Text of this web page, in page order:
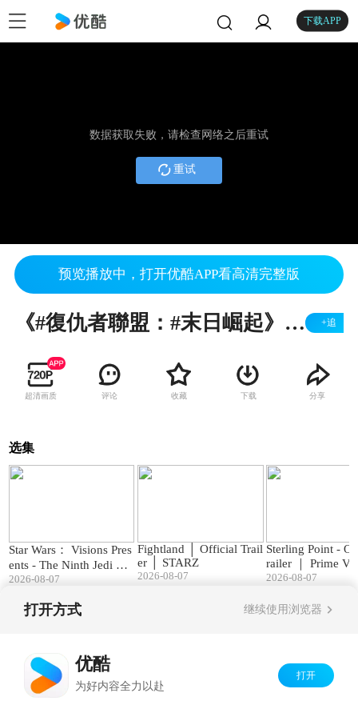
下载APP
数据获取失败，请检查网络之后重试
重试
预览播放中，打开优酷APP看高清完整版
《#復仇者聯盟：#末日崛起》2026⧸12⧸16 戲院大銀幕 震撼登場 +追
超清画质 评论 收藏 下载 分享
选集
Star Wars： Visions Pres
ents - The Ninth Jedi ｜
Official Trailer
2026-08-07
Fightland │ Official Trail
er │ STARZ
2026-08-07
Sterling Point -
railer ｜ Prime
2026-08-07
打开方式 继续使用浏览器
优酷
为好内容全力以赴
打开